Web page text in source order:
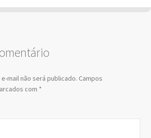
mail não será publicado. Campos
com *